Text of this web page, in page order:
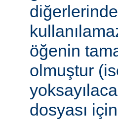
öğenin
olmuştur
dosyası